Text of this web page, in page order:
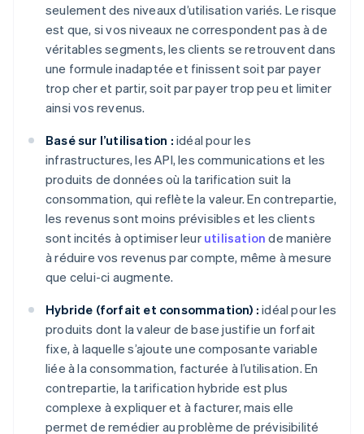
seulement des niveaux d’utilisation variés. Le risque
est que, si vos niveaux ne correspondent pas à de
véritables segments, les clients se retrouvent dans
une formule inadaptée et finissent soit par payer
trop cher et partir, soit par payer trop peu et limiter
ainsi vos revenus.
Basé sur l’utilisation : idéal pour les
infrastructures, les API, les communications et les
produits de données où la tarification suit la
consommation, qui reflète la valeur. En contrepartie,
les revenus sont moins prévisibles et les clients
sont incités à optimiser leur utilisation de manière
à réduire vos revenus par compte, même à mesure
que celui-ci augmente.
Hybride (forfait et consommation) : idéal pour les
produits dont la valeur de base justifie un forfait
fixe, à laquelle s’ajoute une composante variable
liée à la consommation, facturée à l’utilisation. En
contrepartie, la tarification hybride est plus
complexe à expliquer et à facturer, mais elle
permet de remédier au problème de prévisibilité